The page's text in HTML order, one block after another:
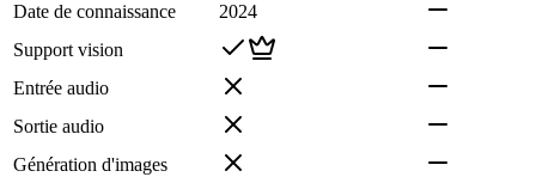
Date de connaissance
2024
Support vision
Entrée audio
Sortie audio
Génération d'images